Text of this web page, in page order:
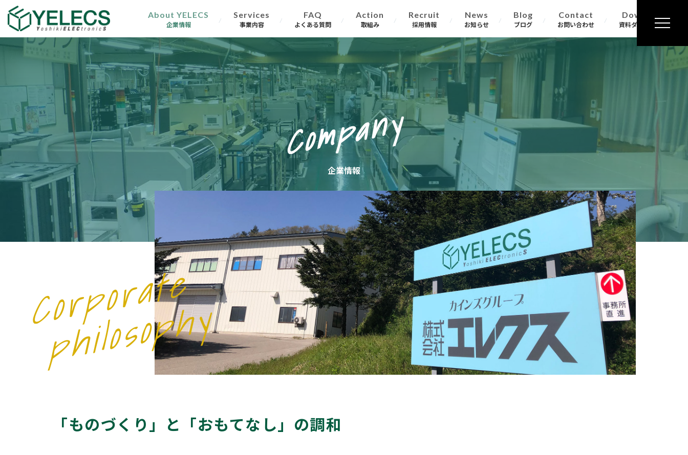
企業情報
About YELECS
事業内容
Services
よくある質問
FAQ
取組み
Action
採用情報
Recruit
お知らせ
News
ブログ
Blog
お問い合わせ
Contact
資料ダウンロード
Download
Company
企業情報
Corporate
philosophy
「ものづくり」と「おもてなし」の調和